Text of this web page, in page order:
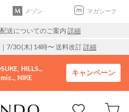
メゾン マガシーク
送についてのご案内 詳細
｜7/30 (木) 14時〜 送料改訂詳細
HILLS..
mis.. NIKE
キャンペーン